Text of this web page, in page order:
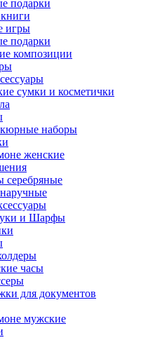
подарки
игры
подарки
композиции
сумки и косметички
наборы
женские
серебряные
и Шарфы
часы
для документов
мужские